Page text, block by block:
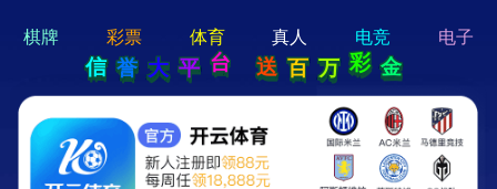
hi 💗